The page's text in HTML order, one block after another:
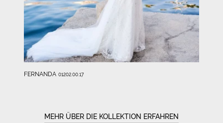
FERNANDA 01202.00.17
MEHR ÜBER DIE KOLLEKTION ERFAHREN